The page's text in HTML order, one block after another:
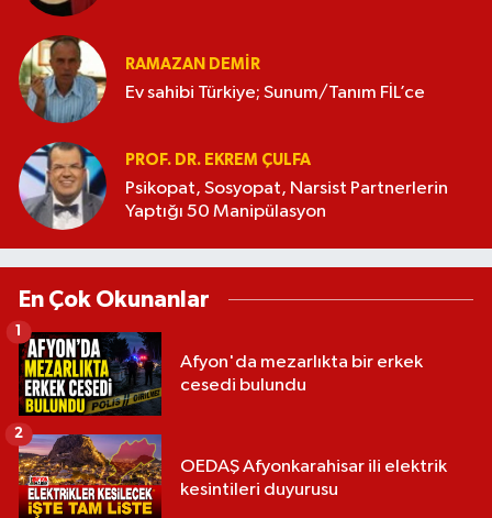
RAMAZAN DEMİR
Ev sahibi Türkiye; Sunum/Tanım FİL’ce
PROF. DR. EKREM ÇULFA
Psikopat, Sosyopat, Narsist Partnerlerin
Yaptığı 50 Manipülasyon
En Çok Okunanlar
Afyon'da mezarlıkta bir erkek
cesedi bulundu
1
OEDAŞ Afyonkarahisar ili elektrik
kesintileri duyurusu
2